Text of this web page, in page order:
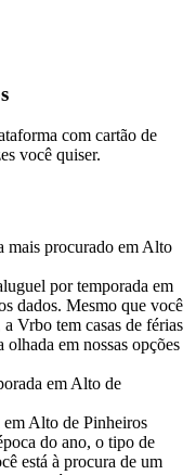
com cartão de
você quiser.
mais procurado em Alto
por temporada em
dados. Mesmo que você
Vrbo tem casas de férias
em nossas opções
em Alto de
Alto de Pinheiros
do ano, o tipo de
está à procura de um